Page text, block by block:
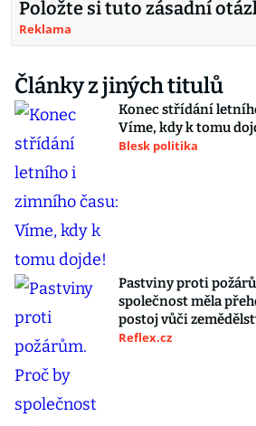
Položte si tuto zásadní
Reklama
Články z jiných titulů
Konec střídání
Víme, kdy k tomu
Blesk politika
Pastviny proti
společnost měla
postoj vůči
Reflex.cz